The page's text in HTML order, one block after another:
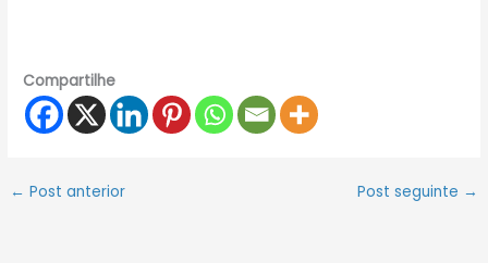
Compartilhe
← Post anterior Post seguinte →